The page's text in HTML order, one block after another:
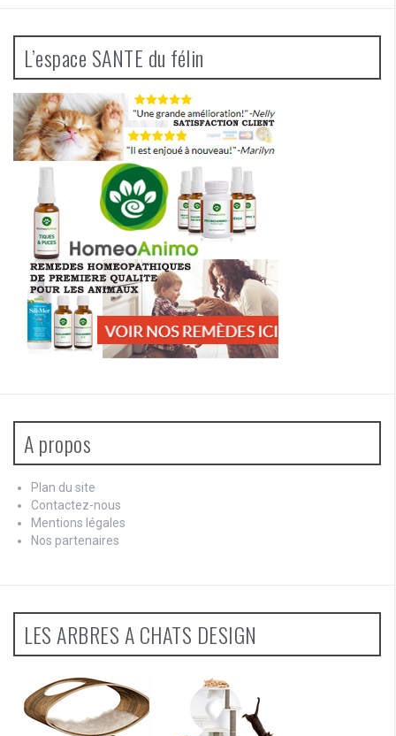
L’espace SANTE du félin
A propos
Plan du site
Contactez-nous
Mentions légales
Nos partenaires
LES ARBRES A CHATS DESIGN